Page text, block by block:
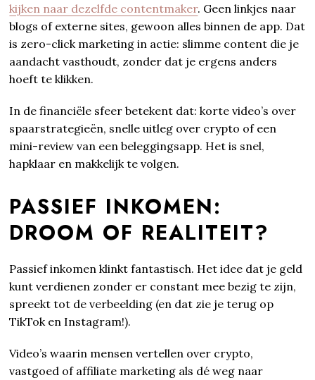
kijken naar dezelfde contentmaker. Geen linkjes naar
blogs of externe sites, gewoon alles binnen de app. Dat
is zero-click marketing in actie: slimme content die je
aandacht vasthoudt, zonder dat je ergens anders
hoeft te klikken.
In de financiële sfeer betekent dat: korte video’s over
spaarstrategieën, snelle uitleg over crypto of een
mini-review van een beleggingsapp. Het is snel,
hapklaar en makkelijk te volgen.
PASSIEF INKOMEN:
DROOM OF REALITEIT?
Passief inkomen klinkt fantastisch. Het idee dat je geld
kunt verdienen zonder er constant mee bezig te zijn,
spreekt tot de verbeelding (en dat zie je terug op
TikTok en Instagram!).
Video’s waarin mensen vertellen over crypto,
vastgoed of affiliate marketing als dé weg naar